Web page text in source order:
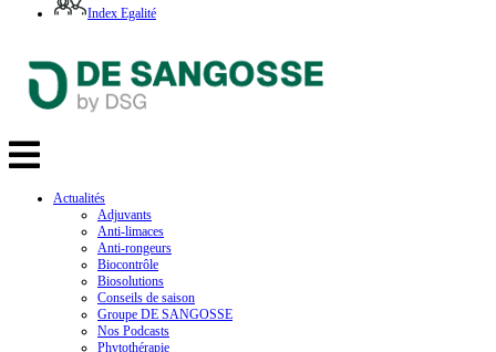
Index Egalité
Actualités
Adjuvants
Anti-limaces
Anti-rongeurs
Biocontrôle
Biosolutions
Conseils de saison
Groupe DE SANGOSSE
Nos Podcasts
Phytothérapie